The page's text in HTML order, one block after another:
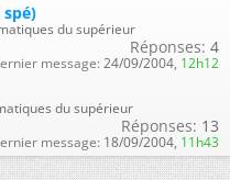
du supérieur
Réponses: 4
message: 24/09/2004, 12h12
du supérieur
Réponses: 13
message: 18/09/2004, 11h43